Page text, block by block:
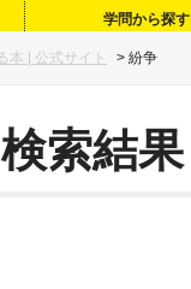
学問から探す
本 | 公式サイト > 紛争
索結果